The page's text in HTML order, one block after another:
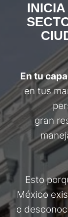
En tu
en tus
gran
Esto
México
o